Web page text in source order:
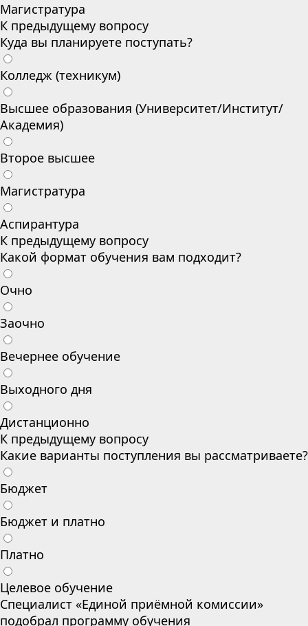
Магистратура
К предыдущему вопросу
Куда вы планируете поступать?
Колледж (техникум)
Высшее образования (Университет/Институт/
Академия)
Второе высшее
Магистратура
Аспирантура
К предыдущему вопросу
Какой формат обучения вам подходит?
Очно
Заочно
Вечернее обучение
Выходного дня
Дистанционно
К предыдущему вопросу
Какие варианты поступления вы рассматриваете?
Бюджет
Бюджет и платно
Платно
Целевое обучение
Специалист «Единой приёмной комиссии»
подобрал программу обучения